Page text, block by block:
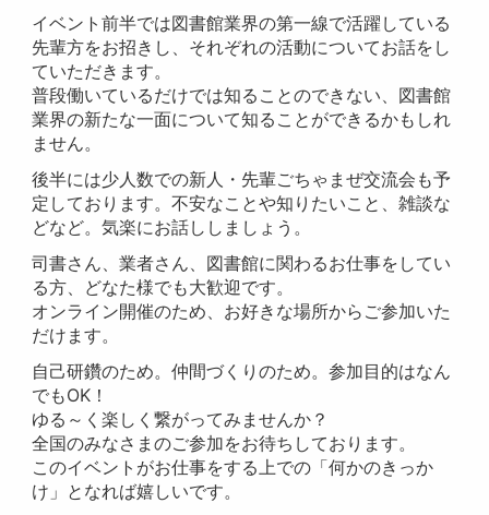
イベント前半では図書館業界の第一線で活躍している
先輩方をお招きし、それぞれの活動についてお話をし
ていただきます。
普段働いているだけでは知ることのできない、図書館
業界の新たな一面について知ることができるかもしれ
ません。
後半には少人数での新人・先輩ごちゃまぜ交流会も予
定しております。不安なことや知りたいこと、雑談な
どなど。気楽にお話ししましょう。
司書さん、業者さん、図書館に関わるお仕事をしてい
る方、どなた様でも大歓迎です。
オンライン開催のため、お好きな場所からご参加いた
だけます。
自己研鑽のため。仲間づくりのため。参加目的はなん
でもOK！
ゆる～く楽しく繋がってみませんか？
全国のみなさまのご参加をお待ちしております。
このイベントがお仕事をする上での「何かのきっか
け」となれば嬉しいです。